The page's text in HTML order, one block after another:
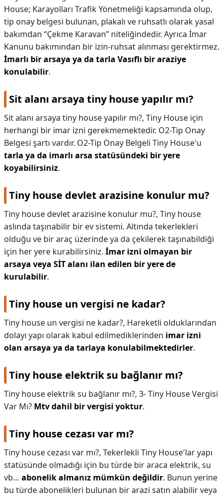
House; Karayolları Trafik Yönetmeliği kapsamında olup,
tip onay belgesi bulunan, plakalı ve ruhsatlı olarak yasal
bakımdan “Çekme Karavan” niteliğindedir. Ayrıca İmar
Kanunu bakımından bir izin-ruhsat alınması gerektirmez.
İmarlı bir arsaya ya da tarla Vasıflı bir araziye
konulabilir.
Sit alanı arsaya tiny house yapılır mı?
Sit alanı arsaya tiny house yapılır mı?, Tiny House için
herhangi bir imar izni gerekmemektedir. O2-Tip Onay
Belgesi şartı vardır. O2-Tip Onay Belgeli Tiny House'u
tarla ya da imarlı arsa statüsündeki bir yere
koyabilirsiniz.
Tiny house devlet arazisine konulur mu?
Tiny house devlet arazisine konulur mu?, Tiny house
aslında taşınabilir bir ev sistemi. Altında tekerlekleri
olduğu ve bir araç üzerinde ya da çekilerek taşınabildiği
için her yere kurabilirsiniz. İmar izni olmayan bir
arsaya veya SİT alanı ilan edilen bir yere de
kurulabilir.
Tiny house un vergisi ne kadar?
Tiny house un vergisi ne kadar?, Hareketli olduklarından
dolayı yapı olarak kabul edilmediklerinden imar izni
olan arsaya ya da tarlaya konulabilmektedirler.
Tiny house elektrik su bağlanır mı?
Tiny house elektrik su bağlanır mı?, 3- Tiny House Vergisi
Var Mı? Mtv dahil bir vergisi yoktur.
Tiny house cezası var mı?
Tiny house cezası var mı?, Tekerlekli Tiny House'lar yapı
statüsünde olmadığı için bu türde bir araca elektrik, su
vb… abonelik almanız mümkün değildir. Bunun yerine
bu türde abonelikleri bulunan bir arazi satın alabilir veya